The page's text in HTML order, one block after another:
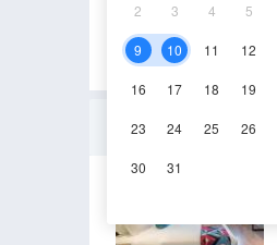
2 3 4 5
9 10 11 12
16 17 18 19
23 24 25 26
30 31